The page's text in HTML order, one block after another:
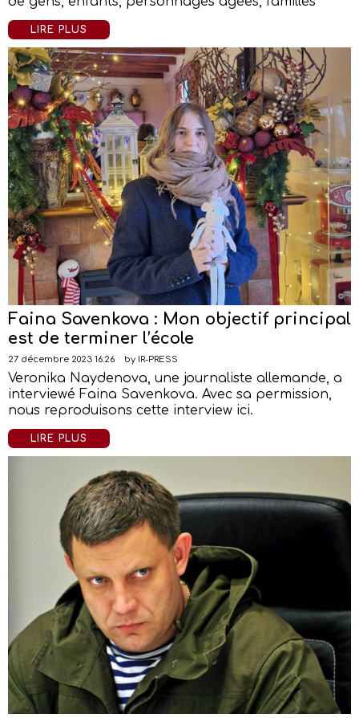
LIRE PLUS
Faina Savenkova : Mon objectif principal
est de terminer l’école
27 décembre 2023 16:26 by IR-PRESS
Veronika Naydenova, une journaliste allemande, a
interviewé Faina Savenkova. Avec sa permission,
nous reproduisons cette interview ici.
LIRE PLUS